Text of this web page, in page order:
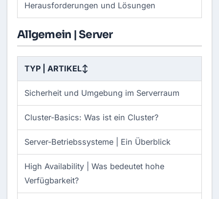
Herausforderungen und Lösungen
Allgemein | Server
TYP | ARTIKEL↕
Sicherheit und Umgebung im Serverraum
Cluster-Basics: Was ist ein Cluster?
Server-Betriebssysteme | Ein Überblick
High Availability | Was bedeutet hohe
Verfügbarkeit?